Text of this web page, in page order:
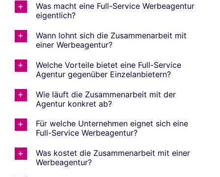
Was macht eine Full-Service Werbeagentur
eigentlich?
Wann lohnt sich die Zusammenarbeit mit
einer Werbeagentur?
Welche Vorteile bietet eine Full-Service
Agentur gegenüber Einzelanbietern?
Wie läuft die Zusammenarbeit mit der
Agentur konkret ab?
Für welche Unternehmen eignet sich eine
Full-Service Werbeagentur?
Was kostet die Zusammenarbeit mit einer
Werbeagentur?